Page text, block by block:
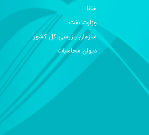
شانا
وزارت نفت
سازمان بازرسی کل کشور
دیوان محاسبات